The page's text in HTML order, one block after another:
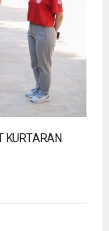
KURTARAN